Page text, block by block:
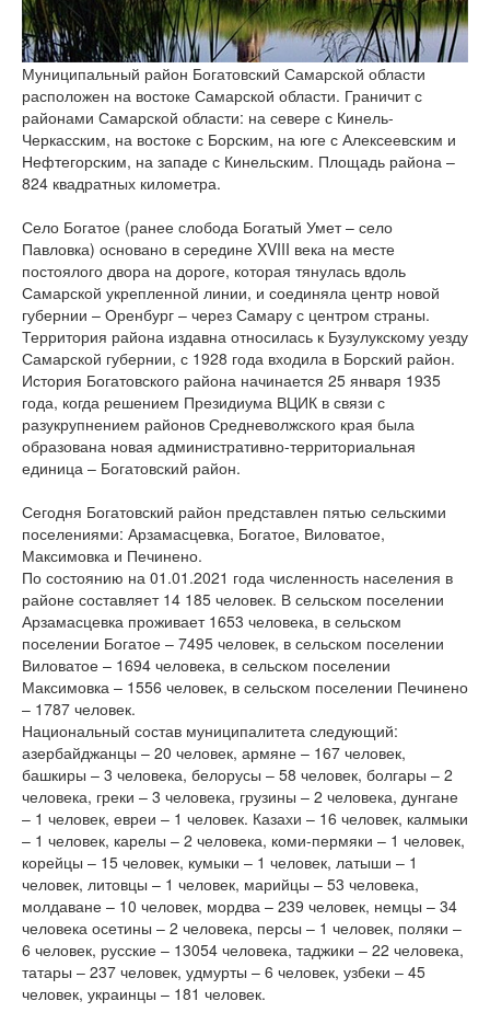
версии сайта
Муниципальный район Богатовский Самарской области
расположен на востоке Самарской области. Граничит с
районами Самарской области: на севере с Кинель-
Черкасским, на востоке с Борским, на юге с Алексеевским и
Нефтегорским, на западе с Кинельским. Площадь района –
824 квадратных километра.
Село Богатое (ранее слобода Богатый Умет – село
Павловка) основано в середине XVIII века на месте
постоялого двора на дороге, которая тянулась вдоль
Самарской укрепленной линии, и соединяла центр новой
губернии – Оренбург – через Самару с центром страны.
Территория района издавна относилась к Бузулукскому уезду
Самарской губернии, с 1928 года входила в Борский район.
История Богатовского района начинается 25 января 1935
года, когда решением Президиума ВЦИК в связи с
разукрупнением районов Средневолжского края была
образована новая административно-территориальная
единица – Богатовский район.
Сегодня Богатовский район представлен пятью сельскими
поселениями: Арзамасцевка, Богатое, Виловатое,
Максимовка и Печинено.
По состоянию на 01.01.2021 года численность населения в
районе составляет 14 185 человек. В сельском поселении
Арзамасцевка проживает 1653 человека, в сельском
поселении Богатое – 7495 человек, в сельском поселении
Виловатое – 1694 человека, в сельском поселении
Максимовка – 1556 человек, в сельском поселении Печинено
– 1787 человек.
Национальный состав муниципалитета следующий:
азербайджанцы – 20 человек, армяне – 167 человек,
башкиры – 3 человека, белорусы – 58 человек, болгары – 2
человека, греки – 3 человека, грузины – 2 человека, дунгане
– 1 человек, евреи – 1 человек. Казахи – 16 человек, калмыки
– 1 человек, карелы – 2 человека, коми-пермяки – 1 человек,
корейцы – 15 человек, кумыки – 1 человек, латыши – 1
человек, литовцы – 1 человек, марийцы – 53 человека,
молдаване – 10 человек, мордва – 239 человек, немцы – 34
человека осетины – 2 человека, персы – 1 человек, поляки –
6 человек, русские – 13054 человека, таджики – 22 человека,
татары – 237 человек, удмурты – 6 человек, узбеки – 45
человек, украинцы – 181 человек.